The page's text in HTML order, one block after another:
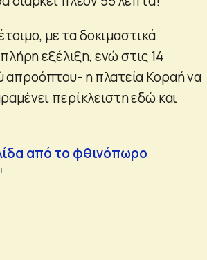
με τα δοκιμαστικά
εξέλιξη, ενώ στις 14
απροόπτου- η πλατεία Κοραή να
περίκλειστη εδώ και
από το φθινόπωρο